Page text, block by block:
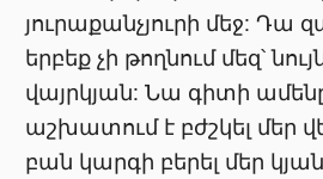
յուրաքանչյուրի մեջ: Դա
երբեք չի թողնում մեզ՝
վայրկյան: Նա գիտի
աշխատում է բժշկել մեր
բան կարգի բերել մեր